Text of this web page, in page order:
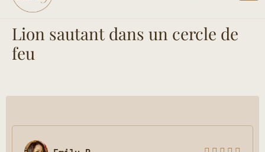
Lion sautant dans un cercle de
feu